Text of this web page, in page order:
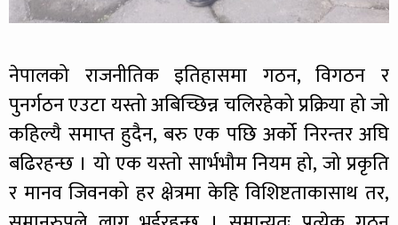
नेपालको राजनीतिक इतिहासमा गठन, विगठन र
पुनर्गठन एउटा यस्तो अबिच्छिन्न चलिरहेको प्रक्रिया हो जो
कहिल्यै समाप्त हुदैन, बरु एक पछि अर्को निरन्तर अघि
बढिरहन्छ । यो एक यस्तो सार्भभौम नियम हो, जो प्रकृति
र मानव जिवनको हर क्षेत्रमा केहि विशिष्टताकासाथ तर,